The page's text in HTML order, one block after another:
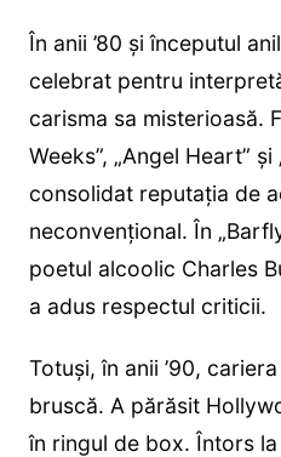
În anii ’80 și începutul
celebrat pentru
carisma sa misterioasă.
Weeks”, „Angel Heart” și
consolidat reputația de
neconvențional. În
poetul alcoolic Charles
a adus respectul criticii.
Totuși, în anii ’90,
bruscă. A părăsit
în ringul de box. Întors